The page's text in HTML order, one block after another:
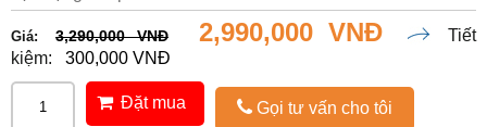
Giá: 3,290,000 VNĐ 2,990,000 VNĐ
Tiết
kiệm:
300,000 VNĐ
Đặt mua Gọi tư vấn cho tôi